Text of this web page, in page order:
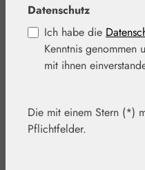
Bildergalerie überspringen
Datenschutz
Ich habe die
Kenntnis genommen
mit ihnen
Die mit einem Stern (*)
Pflichtfelder.